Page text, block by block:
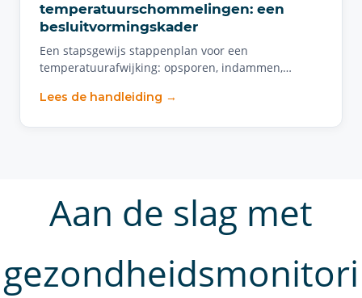
temperatuurschommelingen: een
besluitvormingskader
Een stapsgewijs stappenplan voor een
temperatuurafwijking: opsporen, indammen,…
Lees de handleiding →
Aan de slag met
gezondheidsmonitori